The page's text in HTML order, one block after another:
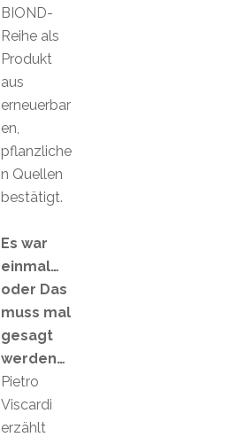
BIOND-
Reihe als
Produkt
aus
erneuerbar
en,
pflanzliche
n Quellen
bestätigt.
Es war
einmal…
oder Das
muss mal
gesagt
werden…
Pietro
Viscardi
erzählt